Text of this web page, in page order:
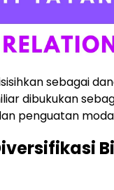
sebagai
dibukukan
penguatan